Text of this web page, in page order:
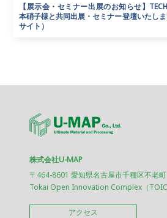
【展示会・セミナー出展のお知らせ】
本硝子様と共同出展・セミナー登壇いたし
サイト）
株式会社U-MAP
〒464-8601 愛知県名古屋市千種区不老町
Tokai Open Innovation Complex（
アクセス